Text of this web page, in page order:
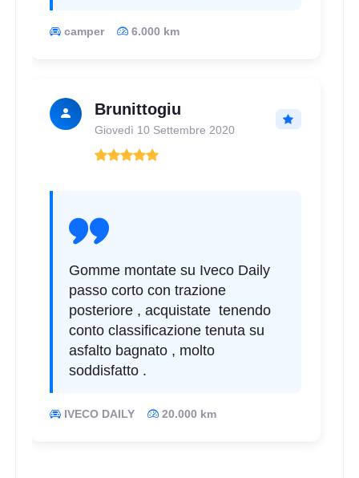
175/70 R14 93T 6PR
175/65 R14 90T 6PR
Disponibile
camper 6.000 km
Brunittogiu
Giovedì 10 Settembre 2020
Gomme montate su Iveco Daily
passo corto con trazione
posteriore , acquistate tenendo
conto classificazione tenuta su
asfalto bagnato , molto
soddisfatto .
IVECO DAILY 20.000 km